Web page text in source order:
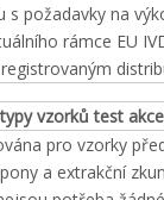
s požadavky na
rámce EU
typy vzorků test
pro vzorky
a extrakční